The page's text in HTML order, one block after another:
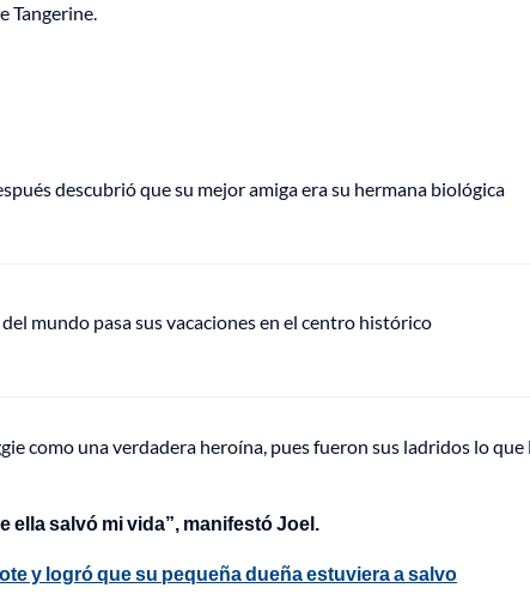
Tangerine.
descubrió que su mejor amiga era su hermana biológica
mundo pasa sus vacaciones en el centro histórico
como una verdadera heroína, pues fueron sus ladridos lo que
ella salvó mi vida”, manifestó Joel.
y logró que su pequeña dueña estuviera a salvo